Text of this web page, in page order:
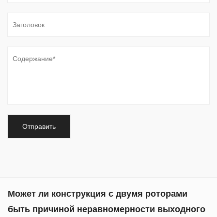
давления в двухлопастных насосах?
требуют стабильного движения привода, точного
позиционирования и предсказуемого управления